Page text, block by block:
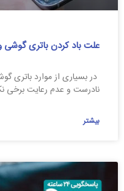
علت باد کردن باتری گوشی
در بسیاری از موارد باتری
نادرست و عدم رعایت برخی
بیشتر